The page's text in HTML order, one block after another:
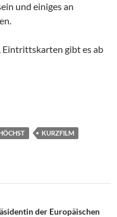
und einiges an
Eintrittskarten gibt es ab
KURZFILM
der Europäischen